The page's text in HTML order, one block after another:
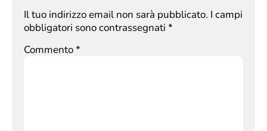
Il tuo indirizzo email non sarà pubblicato. I campi
obbligatori sono contrassegnati *
Commento*